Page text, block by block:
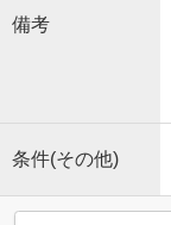
備考
条件(その他)